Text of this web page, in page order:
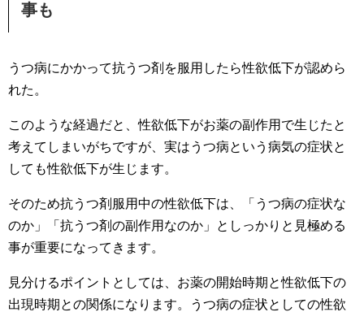
事も
うつ病にかかって抗うつ剤を服用したら性欲低下が認めら
れた。
このような経過だと、性欲低下がお薬の副作用で生じたと
考えてしまいがちですが、実はうつ病という病気の症状と
しても性欲低下が生じます。
そのため抗うつ剤服用中の性欲低下は、「うつ病の症状な
のか」「抗うつ剤の副作用なのか」としっかりと見極める
事が重要になってきます。
見分けるポイントとしては、お薬の開始時期と性欲低下の
出現時期との関係になります。うつ病の症状としての性欲